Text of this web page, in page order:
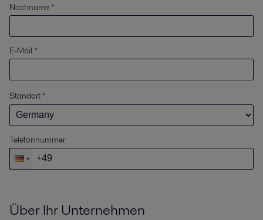
Nachname *
E-Mail *
Standort*
Telefonnummer
Über Ihr Unternehmen